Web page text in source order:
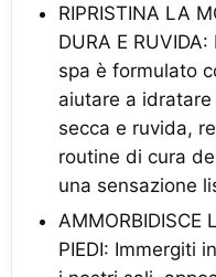
RIPRISTINA LA
DURA E
spa è formulato
aiutare a
secca e ruvida,
routine di cura
una sensazione
AMMORBIDISCE
PIEDI: Immergiti